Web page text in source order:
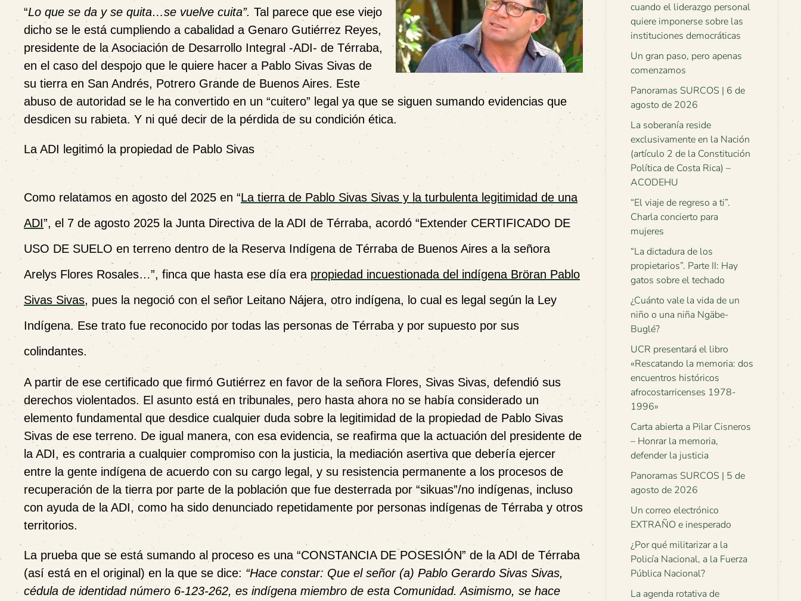
“Lo que se da y se quita…se vuelve cuita”. Tal parece que ese viejo
dicho se le está cumpliendo a cabalidad a Genaro Gutiérrez Reyes,
presidente de la Asociación de Desarrollo Integral -ADI- de Térraba,
en el caso del despojo que le quiere hacer a Pablo Sivas Sivas de
su tierra en San Andrés, Potrero Grande de Buenos Aires. Este
abuso de autoridad se le ha convertido en un “cuitero” legal ya que se siguen sumando evidencias que
desdicen su rabieta. Y ni qué decir de la pérdida de su condición ética.
La ADI legitimó la propiedad de Pablo Sivas
Como relatamos en agosto del 2025 en “La tierra de Pablo Sivas Sivas y la turbulenta legitimidad de una
ADI”, el 7 de agosto 2025 la Junta Directiva de la ADI de Térraba, acordó “Extender CERTIFICADO DE
USO DE SUELO en terreno dentro de la Reserva Indígena de Térraba de Buenos Aires a la señora
Arelys Flores Rosales…”, finca que hasta ese día era propiedad incuestionada del indígena Bröran Pablo
Sivas Sivas, pues la negoció con el señor Leitano Nájera, otro indígena, lo cual es legal según la Ley
Indígena. Ese trato fue reconocido por todas las personas de Térraba y por supuesto por sus
colindantes.
A partir de ese certificado que firmó Gutiérrez en favor de la señora Flores, Sivas Sivas, defendió sus
derechos violentados. El asunto está en tribunales, pero hasta ahora no se había considerado un
elemento fundamental que desdice cualquier duda sobre la legitimidad de la propiedad de Pablo Sivas
Sivas de ese terreno. De igual manera, con esa evidencia, se reafirma que la actuación del presidente de
la ADI, es contraria a cualquier compromiso con la justicia, la mediación asertiva que debería ejercer
entre la gente indígena de acuerdo con su cargo legal, y su resistencia permanente a los procesos de
recuperación de la tierra por parte de la población que fue desterrada por “sikuas”/no indígenas, incluso
con ayuda de la ADI, como ha sido denunciado repetidamente por personas indígenas de Térraba y otros
territorios.
La prueba que se está sumando al proceso es una “CONSTANCIA DE POSESIÓN” de la ADI de Térraba
(así está en el original) en la que se dice: “Hace constar: Que el señor (a) Pablo Gerardo Sivas Sivas,
cédula de identidad número 6-123-262, es indígena miembro de esta Comunidad. Asimismo, se hace
cuando el liderazgo personal
quiere imponerse sobre las
instituciones democráticas
Un gran paso, pero apenas
comenzamos
Panoramas SURCOS | 6 de
agosto de 2026
La soberanía reside
exclusivamente en la Nación
(artículo 2 de la Constitución
Política de Costa Rica) –
ACODEHU
“El viaje de regreso a ti”.
Charla concierto para
mujeres
“La dictadura de los
propietarios”. Parte II: Hay
gatos sobre el techado
¿Cuánto vale la vida de un
niño o una niña Ngäbe-
Buglé?
UCR presentará el libro
«Rescatando la memoria: dos
encuentros históricos
afrocostarricenses 1978-
1996»
Carta abierta a Pilar Cisneros
– Honrar la memoria,
defender la justicia
Panoramas SURCOS | 5 de
agosto de 2026
Un correo electrónico
EXTRAÑO e inesperado
¿Por qué militarizar a la
Policía Nacional, a la Fuerza
Pública Nacional?
La agenda rotativa de